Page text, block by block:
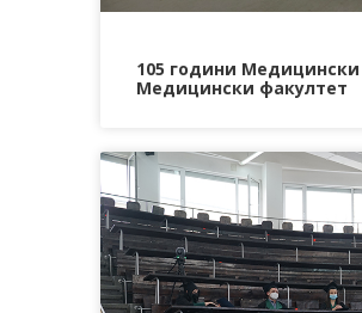
105 години
Медицински факултет